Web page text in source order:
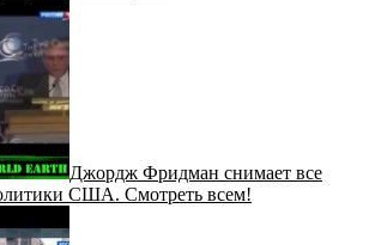
Джордж Фридман снимает все
США. Смотреть всем!